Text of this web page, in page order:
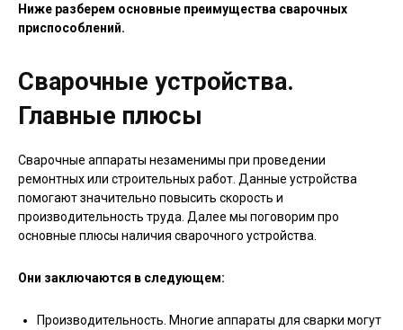
Ниже разберем основные преимущества сварочных
приспособлений.
Сварочные устройства.
Главные плюсы
Сварочные аппараты незаменимы при проведении
ремонтных или строительных работ. Данные устройства
помогают значительно повысить скорость и
производительность труда. Далее мы поговорим про
основные плюсы наличия сварочного устройства.
Они заключаются в следующем:
Производительность. Многие аппараты для сварки могут